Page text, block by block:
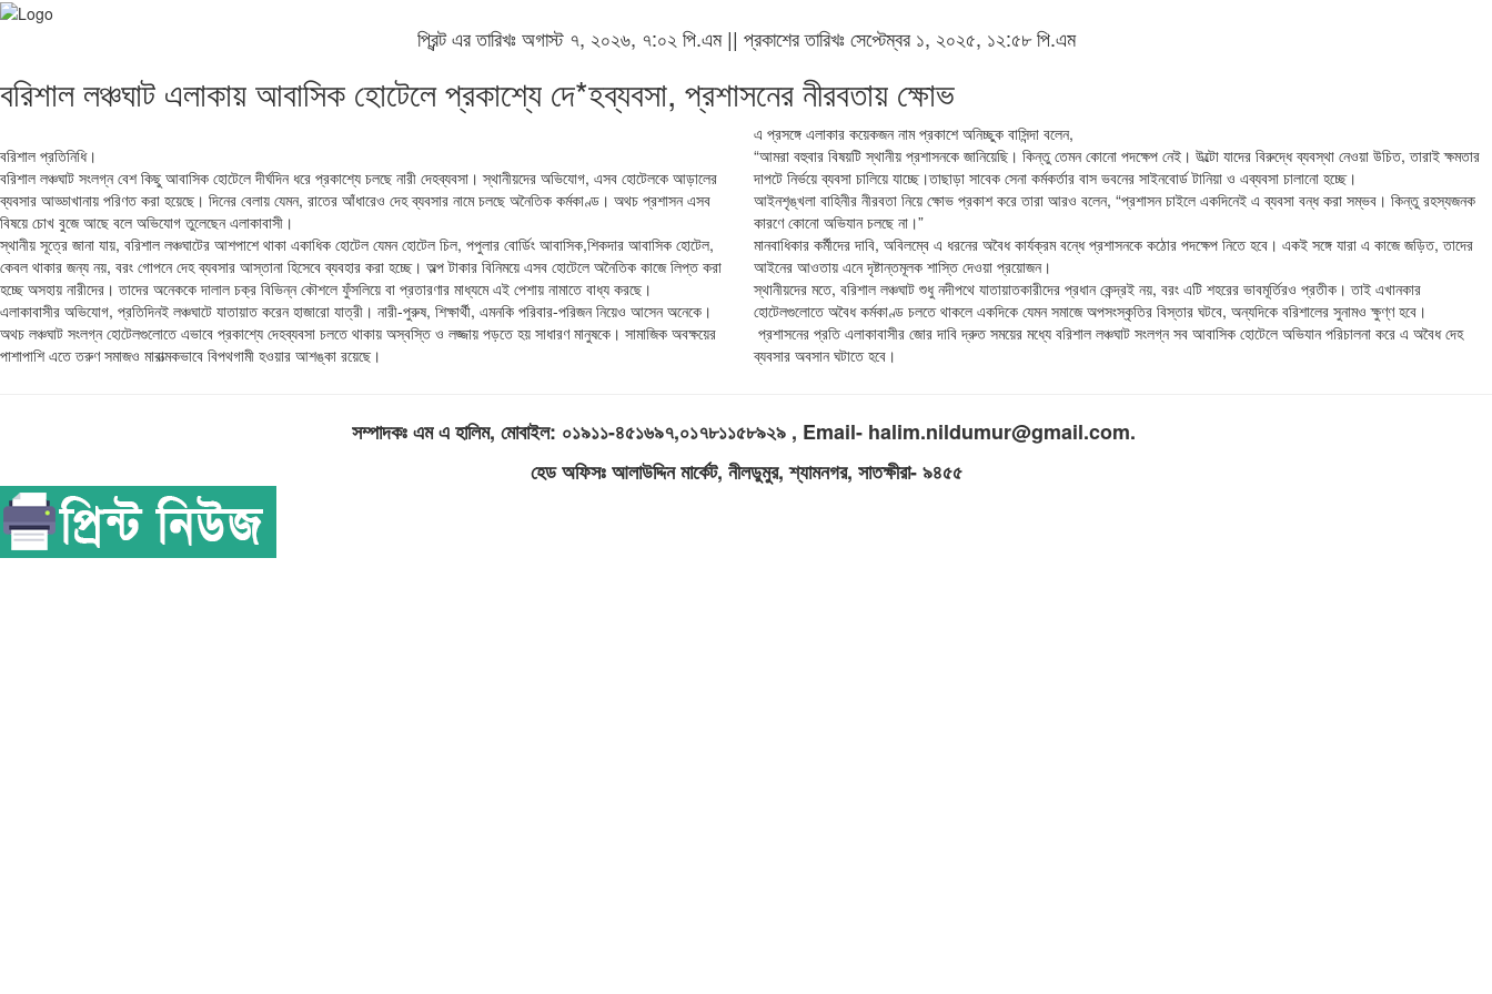
প্রিন্ট এর তারিখঃ অগাস্ট ৭, ২০২৬, ৭:০২ পি.এম || প্রকাশের তারিখঃ সেপ্টেম্বর ১, ২০২৫, ১২:৫৮ পি.এম
বরিশাল লঞ্চঘাট এলাকায় আবাসিক হোটেলে প্রকাশ্যে দে*হব্যবসা, প্রশাসনের নীরবতায় ক্ষোভ
বরিশাল প্রতিনিধি।
বরিশাল লঞ্চঘাট সংলগ্ন বেশ কিছু আবাসিক হোটেলে দীর্ঘদিন ধরে প্রকাশ্যে চলছে নারী দেহব্যবসা। স্থানীয়দের অভিযোগ, এসব হোটেলকে আড়ালের
ব্যবসার আড্ডাখানায় পরিণত করা হয়েছে। দিনের বেলায় যেমন, রাতের আঁধারেও দেহ ব্যবসার নামে চলছে অনৈতিক কর্মকাণ্ড। অথচ প্রশাসন এসব
বিষয়ে চোখ বুজে আছে বলে অভিযোগ তুলেছেন এলাকাবাসী।
স্থানীয় সূত্রে জানা যায়, বরিশাল লঞ্চঘাটের আশপাশে থাকা একাধিক হোটেল যেমন হোটেল চিল, পপুলার বোর্ডিং আবাসিক,শিকদার আবাসিক হোটেল,
কেবল থাকার জন্য নয়, বরং গোপনে দেহ ব্যবসার আস্তানা হিসেবে ব্যবহার করা হচ্ছে। অল্প টাকার বিনিময়ে এসব হোটেলে অনৈতিক কাজে লিপ্ত করা
হচ্ছে অসহায় নারীদের। তাদের অনেককে দালাল চক্র বিভিন্ন কৌশলে ফুঁসলিয়ে বা প্রতারণার মাধ্যমে এই পেশায় নামাতে বাধ্য করছে।
এলাকাবাসীর অভিযোগ, প্রতিদিনই লঞ্চঘাটে যাতায়াত করেন হাজারো যাত্রী। নারী-পুরুষ, শিক্ষার্থী, এমনকি পরিবার-পরিজন নিয়েও আসেন অনেকে।
অথচ লঞ্চঘাট সংলগ্ন হোটেলগুলোতে এভাবে প্রকাশ্যে দেহব্যবসা চলতে থাকায় অস্বস্তি ও লজ্জায় পড়তে হয় সাধারণ মানুষকে। সামাজিক অবক্ষয়ের
পাশাপাশি এতে তরুণ সমাজও মারাত্মকভাবে বিপথগামী হওয়ার আশঙ্কা রয়েছে।
এ প্রসঙ্গে এলাকার কয়েকজন নাম প্রকাশে অনিচ্ছুক বাসিন্দা বলেন,
“আমরা বহুবার বিষয়টি স্থানীয় প্রশাসনকে জানিয়েছি। কিন্তু তেমন কোনো পদক্ষেপ নেই। উল্টো যাদের বিরুদ্ধে ব্যবস্থা নেওয়া উচিত, তারাই ক্ষমতার
দাপটে নির্ভয়ে ব্যবসা চালিয়ে যাচ্ছে।তাছাড়া সাবেক সেনা কর্মকর্তার বাস ভবনের সাইনবোর্ড টানিয়া ও এব্যবসা চালানো হচ্ছে।
আইনশৃঙ্খলা বাহিনীর নীরবতা নিয়ে ক্ষোভ প্রকাশ করে তারা আরও বলেন, “প্রশাসন চাইলে একদিনেই এ ব্যবসা বন্ধ করা সম্ভব। কিন্তু রহস্যজনক
কারণে কোনো অভিযান চলছে না।”
মানবাধিকার কর্মীদের দাবি, অবিলম্বে এ ধরনের অবৈধ কার্যক্রম বন্ধে প্রশাসনকে কঠোর পদক্ষেপ নিতে হবে। একই সঙ্গে যারা এ কাজে জড়িত, তাদের
আইনের আওতায় এনে দৃষ্টান্তমূলক শাস্তি দেওয়া প্রয়োজন।
স্থানীয়দের মতে, বরিশাল লঞ্চঘাট শুধু নদীপথে যাতায়াতকারীদের প্রধান কেন্দ্রই নয়, বরং এটি শহরের ভাবমূর্তিরও প্রতীক। তাই এখানকার
হোটেলগুলোতে অবৈধ কর্মকাণ্ড চলতে থাকলে একদিকে যেমন সমাজে অপসংস্কৃতির বিস্তার ঘটবে, অন্যদিকে বরিশালের সুনামও ক্ষুণ্ণ হবে।
প্রশাসনের প্রতি এলাকাবাসীর জোর দাবি দ্রুত সময়ের মধ্যে বরিশাল লঞ্চঘাট সংলগ্ন সব আবাসিক হোটেলে অভিযান পরিচালনা করে এ অবৈধ দেহ
ব্যবসার অবসান ঘটাতে হবে।
সম্পাদকঃ এম এ হালিম, মোবাইল: ০১৯১১-৪৫১৬৯৭,০১৭৮১১৫৮৯২৯ , Email- halim.nildumur@gmail.com.
হেড অফিসঃ আলাউদ্দিন মার্কেট, নীলডুমুর, শ্যামনগর, সাতক্ষীরা- ৯৪৫৫